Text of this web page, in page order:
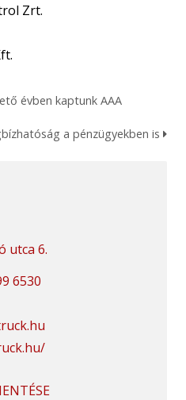
Zrt.
évben kaptunk AAA
a pénzügyekben is
utca 6.
6530